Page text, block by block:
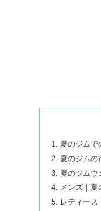
夏のジムで
夏のジムの
夏のジムウ
メンズ｜夏
レディース